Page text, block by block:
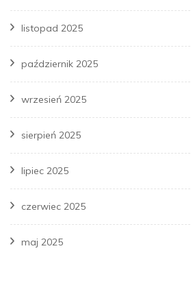
listopad 2025
październik 2025
wrzesień 2025
sierpień 2025
lipiec 2025
czerwiec 2025
maj 2025